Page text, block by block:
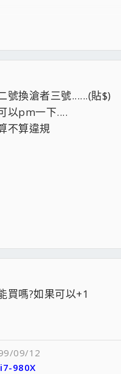
:PIONEER DVR-215
CM PowerSupply
TJ-08E Black
號換滄者三號......(貼$)
以pm一下....
不算違規
買嗎?如果可以+1
09/12
980X